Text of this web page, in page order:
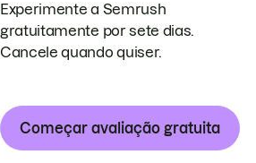
Experimente a Semrush
gratuitamente por sete dias.
Cancele quando quiser.
Começar avaliação gratuita